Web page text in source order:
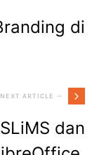
di
NEXT ARTICLE —
dan